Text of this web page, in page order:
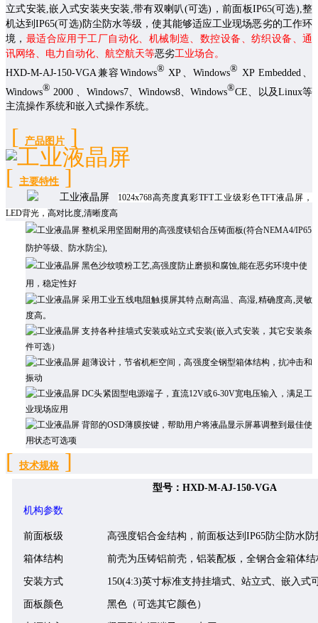
立式安装 ,嵌入式安装夹安装 带有双喇叭 (可选) ，前面板IP65(可选), 整
机达到IP65(可选) 防尘防水等级，使其能够适应工业现场恶劣的工作环
境， 最适合应用于工厂自动化、机械制造、数控设备、纺织设备、通
讯网络、电力自动化、航空航天等恶劣工业场合。
HXD-M-AJ-150-VGA 兼容 Windows® XP 、Windows® XP Embedded
Windows® 2000 Windows7、 Windows8、Windows®CE 、以及Linux等
主流操作系统和嵌入式操作系统。
[ 产品图片 ]
[ 主要特性 ]
1024x768高亮度真彩TFT工业级彩色TFT液晶屏，
LED背光， 高对比度,清晰度高
整机采用坚固耐用的高强度镁铝合压铸面板(符合NEMA4/IP65
防护等级、防水防尘),
黑色沙纹喷粉工艺,高强度防止磨损和腐蚀,能在恶劣环境中使
用，稳定性好
采用工业五线电阻触摸屏其特点耐高温、高湿,精确度高,灵敏
度高。
支持各种挂墙式安装或站立式安装(嵌入式安装，其它安装条
件可选）
超薄设计，节省机柜空间，高强度全钢型箱体结构，抗冲击和
振动
DC头紧固型电源端子，直流12V或6-30V宽电压输入，满足工
业现场应用
背部的OSD薄膜按键，帮助用户将液晶显示屏幕调整到最佳使
用状态可选项
[技术规格 ]
型号： HXD-M-AJ-150-VGA
机构参数
前面板级 高强度铝合金结构，前面板达到IP65防尘防水防
箱体结构 前壳为压铸铝前壳，铝装配板，全钢合金箱体结
安装方式 150(4:3)英寸标准支持挂墙式、站立式、嵌入式
面板颜色 黑色（可选其它颜色）